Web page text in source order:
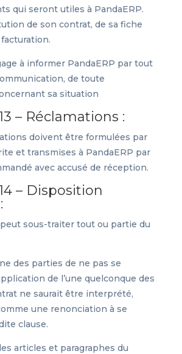
qui seront utiles à PandaERP.
de son contrat, de sa fiche
à informer PandaERP par tout
de toute
sa situation
– Réclamations :
doivent être formulées par
et transmises à PandaERP par
avec accusé de réception.
– Disposition
sous-traiter tout ou partie du
des parties de ne pas se
de l’une quelconque des
ne saurait être interprété,
une renonciation à se
clause.
articles et paragraphes du